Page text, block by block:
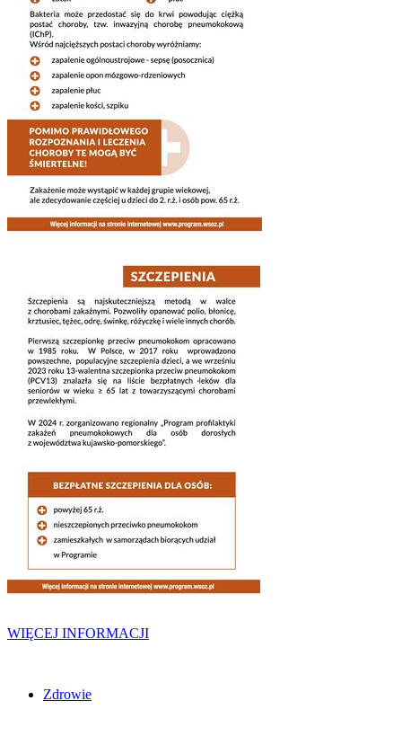
WIĘCEJ INFORMACJI
Zdrowie